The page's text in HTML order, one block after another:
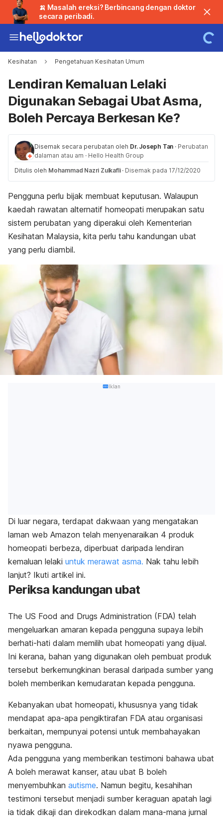
🍌 Masalah ereksi? Berbincang dengan doktor
secara peribadi.
Kesihatan Pengetahuan Kesihatan Umum
Lendiran Kemaluan Lelaki
Digunakan Sebagai Ubat Asma,
Boleh Percaya Berkesan Ke?
Disemak secara perubatan oleh Dr. Joseph Tan · Perubatan
dalaman atau am · Hello Health Group
Ditulis oleh Mohammad Nazri Zulkafli · Disemak pada 17/12/2020
Pengguna perlu bijak membuat keputusan. Walaupun
kaedah rawatan alternatif homeopati merupakan satu
sistem perubatan yang diperakui oleh Kementerian
Kesihatan Malaysia, kita perlu tahu kandungan ubat
yang perlu diambil.
Iklan
Di luar negara, terdapat dakwaan yang mengatakan
laman web Amazon telah menyenaraikan 4 produk
homeopati berbeza, diperbuat daripada lendiran
kemaluan lelaki untuk merawat asma. Nak tahu lebih
lanjut? Ikuti artikel ini.
Periksa kandungan ubat
The US Food and Drugs Administration (FDA) telah
mengeluarkan amaran kepada pengguna supaya lebih
berhati-hati dalam memilih ubat homeopati yang dijual.
Ini kerana, bahan yang digunakan oleh pembuat produk
tersebut berkemungkinan berasal daripada sumber yang
boleh memberikan kemudaratan kepada pengguna.
Kebanyakan ubat homeopati, khususnya yang tidak
mendapat apa-apa pengiktirafan FDA atau organisasi
berkaitan, mempunyai potensi untuk membahayakan
nyawa pengguna.
Ada pengguna yang memberikan testimoni bahawa ubat
A boleh merawat kanser, atau ubat B boleh
menyembuhkan autisme. Namun begitu, kesahihan
testimoni tersebut menjadi sumber keraguan apatah lagi
ia tidak dikaji dan direkodkan dalam mana-mana jurnal